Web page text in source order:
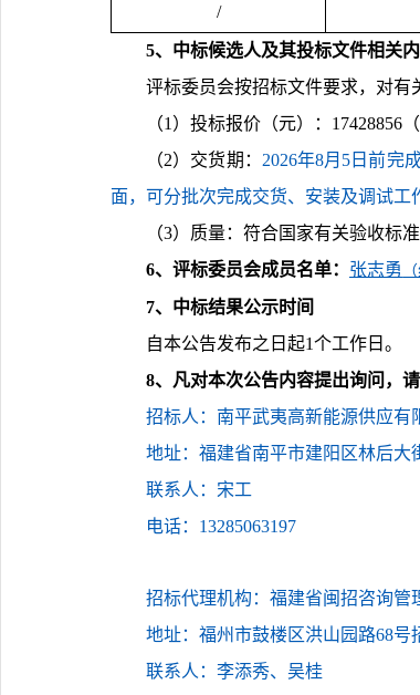
/
5、 中标候选人及其投标文件相关
评标委员会按招标文件要求，对有
（1）投标报价（元） ： 17428856
（2） 交货期： 2026年8月5日前完
面，可分批次完成交货、安装及调试
（3） 质量：符合国家有关验收标
6、评标委员会成员名单： 张志勇
7、 中标结果公示时间
自本公告发布之日起1个工作日 。
8、
凡对本次公告内容提出询问，
招标人： 南平武夷高新能源供应有
地址：福建省南平市建阳区林后大
联系人：宋工
电话： 13285063197
招标代理机构：福建省闽招咨询管
地址：福州市鼓楼区洪山园路68号
联系人：李添秀、吴桂